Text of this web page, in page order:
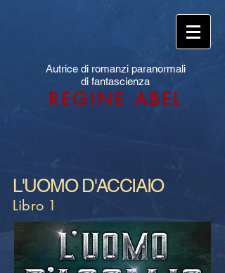
Autrice di romanzi paranormali
di fantascienza
REGINE ABEL
L'UOMO D'ACCIAIO
Libro 1